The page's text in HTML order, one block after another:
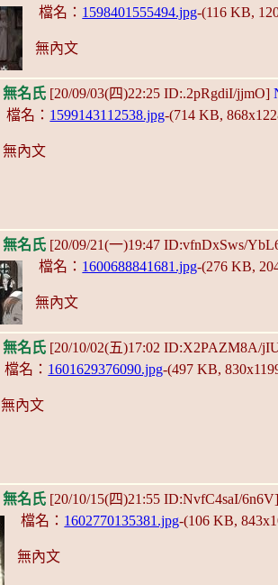
檔名： 1598401555494.jpg-(116 KB,
無內文
無名氏 [20/09/03(四)22:25 ID:.2pRgdiI/jjmO]
檔名： 1599143112538.jpg-(714 KB,
無內文
無名氏 [20/09/21(一)19:47 ID:vfnDxSws/
檔名： 1600688841681.jpg-(276 KB,
無內文
無名氏 [20/10/02(五)17:02 ID:X2PAZM8A/
檔名： 1601629376090.jpg-(497 KB,
無內文
無名氏 [20/10/15(四)21:55 ID:NvfC4saI/
檔名： 1602770135381.jpg-(106 KB,
無內文